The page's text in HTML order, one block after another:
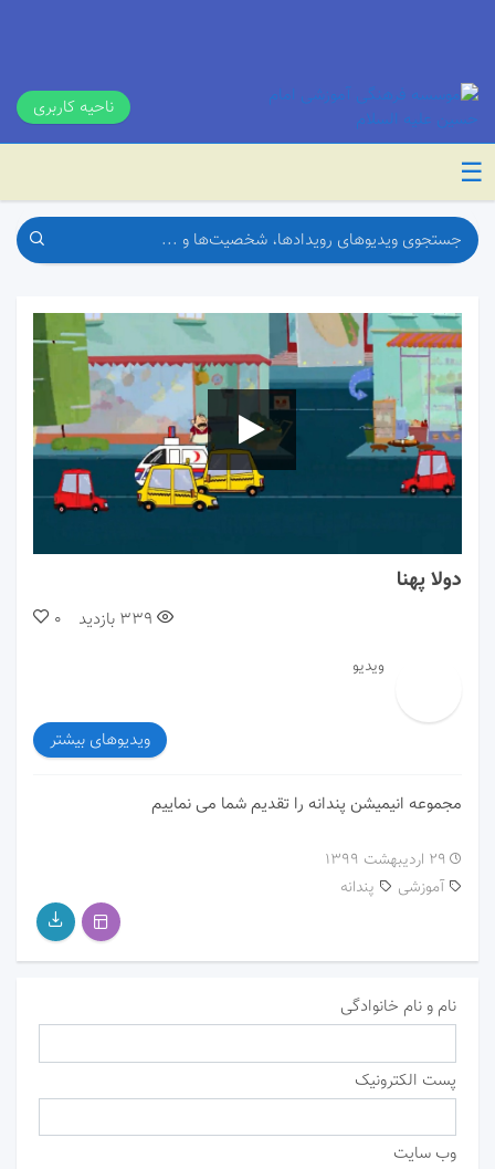
ناحیه کاربری
☰
دولا پهنا
0 339 بازدید
ویدیو
ویدیوهای بیشتر
مجموعه انیمیشن پندانه را تقدیم شما می نماییم
۲۹ اردیبهشت ۱۳۹۹
آموزشی
پندانه
نام و نام خانوادگی
پست الکترونیک
وب سایت